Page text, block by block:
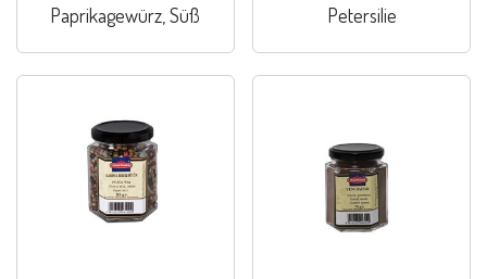
Paprikagewürz, Süß Petersilie